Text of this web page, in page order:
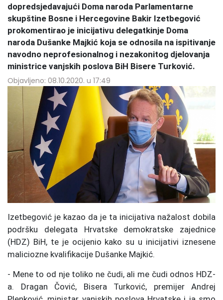
dopredsjedavajući Doma naroda Parlamentarne
skupštine Bosne i Hercegovine Bakir Izetbegović
prokomentirao je inicijativu delegatkinje Doma
naroda Dušanke Majkić koja se odnosila na ispitivanje
navodno neprofesionalnog i nezakonitog djelovanja
ministrice vanjskih poslova BiH Bisere Turković.
Objavljeno: 08.10.2020. u 17:49
Izetbegović je kazao da je ta inicijativa nažalost dobila
podršku delegata Hrvatske demokratske zajednice
(HDZ) BiH, te je ocijenio kako su u inicijativi iznesene
maliciozne kvalifikacije Dušanke Majkić.
- Mene to od nje toliko ne čudi, ali me čudi odnos HDZ-
a. Dragan Čović, Bisera Turković, premijer Andrej